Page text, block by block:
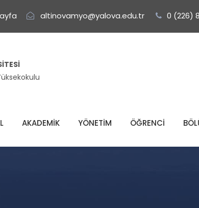
altinovamyo@yalova.edu.tr 0 (226)
AKADEMİK YÖNETİM ÖĞRENCİ